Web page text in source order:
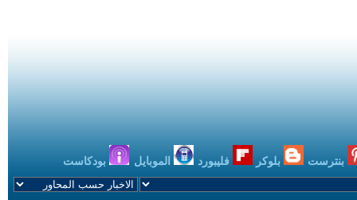
بنترست بلوكر فليبورد الموبايل بودكاست